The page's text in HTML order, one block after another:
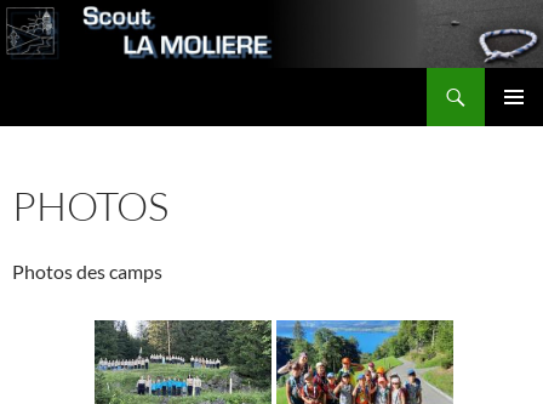
Aller
au
PHOTOS
Photos des camps